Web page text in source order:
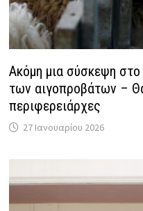
Ακόμη μια σύσκεψη
των αιγοπροβάτων –
περιφερειάρχες
27 Ιανουαρίου 2026